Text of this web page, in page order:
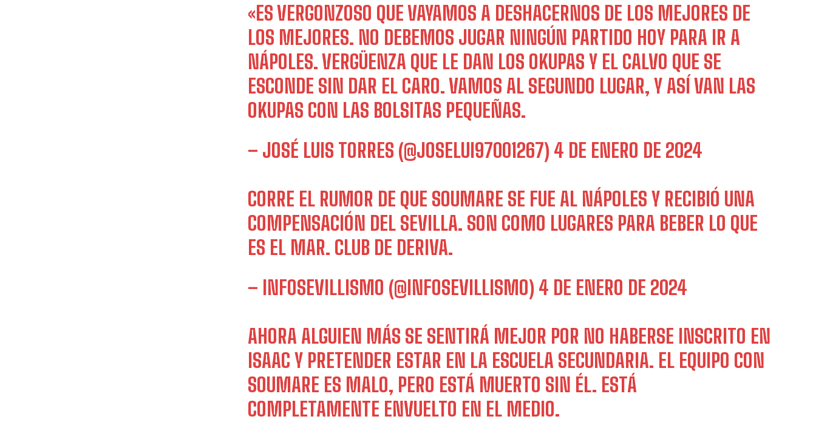
«ES VERGONZOSO QUE VAYAMOS A DESHACERNOS DE LOS MEJORES DE
LOS MEJORES. NO DEBEMOS JUGAR NINGÚN PARTIDO HOY PARA IR A
NÁPOLES. VERGÜENZA QUE LE DAN LOS OKUPAS Y EL CALVO QUE SE
ESCONDE SIN DAR EL CARO. VAMOS AL SEGUNDO LUGAR, Y ASÍ VAN LAS
OKUPAS CON LAS BOLSITAS PEQUEÑAS.
– JOSÉ LUIS TORRES (@JOSELUI97001267) 4 DE ENERO DE 2024
CORRE EL RUMOR DE QUE SOUMARE SE FUE AL NÁPOLES Y RECIBIÓ UNA
COMPENSACIÓN DEL SEVILLA. SON COMO LUGARES PARA BEBER LO QUE
ES EL MAR. CLUB DE DERIVA.
– INFOSEVILLISMO (@INFOSEVILLISMO) 4 DE ENERO DE 2024
AHORA ALGUIEN MÁS SE SENTIRÁ MEJOR POR NO HABERSE INSCRITO EN
ISAAC Y PRETENDER ESTAR EN LA ESCUELA SECUNDARIA. EL EQUIPO CON
SOUMARE ES MALO, PERO ESTÁ MUERTO SIN ÉL. ESTÁ
COMPLETAMENTE ENVUELTO EN EL MEDIO.